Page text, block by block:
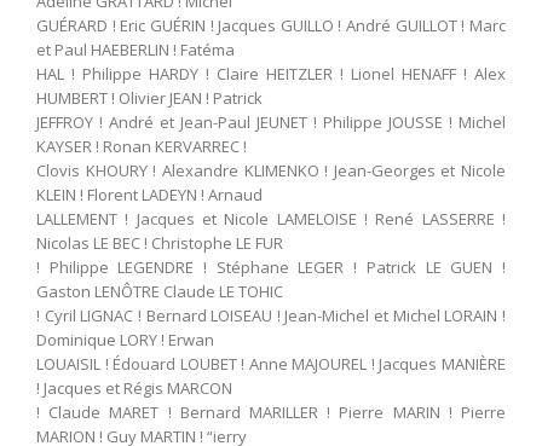
GUÉRARD ! Eric GUÉRIN ! Jacques GUILLO ! André GUILLOT ! Marc
et Paul HAEBERLIN ! Fatéma
HAL ! Philippe HARDY ! Claire HEITZLER ! Lionel HENAFF ! Alex
HUMBERT ! Olivier JEAN ! Patrick
JEFFROY ! André et Jean-Paul JEUNET ! Philippe JOUSSE ! Michel
KAYSER ! Ronan KERVARREC !
Clovis KHOURY ! Alexandre KLIMENKO ! Jean-Georges et Nicole
KLEIN ! Florent LADEYN ! Arnaud
LALLEMENT ! Jacques et Nicole LAMELOISE ! René LASSERRE !
Nicolas LE BEC ! Christophe LE FUR
! Philippe LEGENDRE ! Stéphane LEGER ! Patrick LE GUEN !
Gaston LENÔTRE Claude LE TOHIC
! Cyril LIGNAC ! Bernard LOISEAU ! Jean-Michel et Michel LORAIN !
Dominique LORY ! Erwan
LOUAISIL ! Édouard LOUBET ! Anne MAJOUREL ! Jacques MANIÈRE
! Jacques et Régis MARCON
! Claude MARET ! Bernard MARILLER ! Pierre MARIN ! Pierre
MARION ! Guy MARTIN ! “ierry